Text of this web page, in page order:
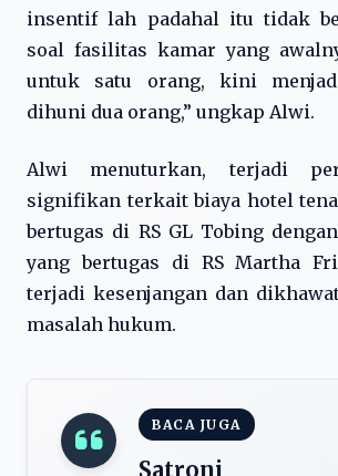
insentif lah padahal itu tidak
soal fasilitas kamar yang
untuk satu orang, kini
dihuni dua orang,” ungkap Alwi.
Alwi menuturkan, terjadi
signifikan terkait biaya hotel
bertugas di RS GL Tobing
yang bertugas di RS Martha
terjadi kesenjangan dan
masalah hukum.
BACA JUGA
Satroni